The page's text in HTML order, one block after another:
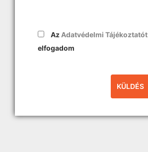
Az Adatvédelmi Tájékoztatót
elfogadom